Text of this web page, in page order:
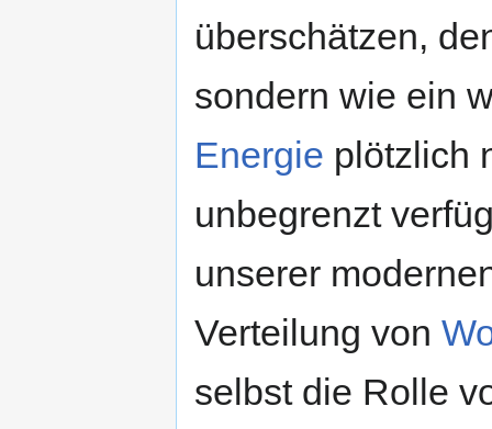
überschätzen,
sondern wie ein
Energie plötzlich
unbegrenzt
unserer
Verteilung von
selbst die Rolle